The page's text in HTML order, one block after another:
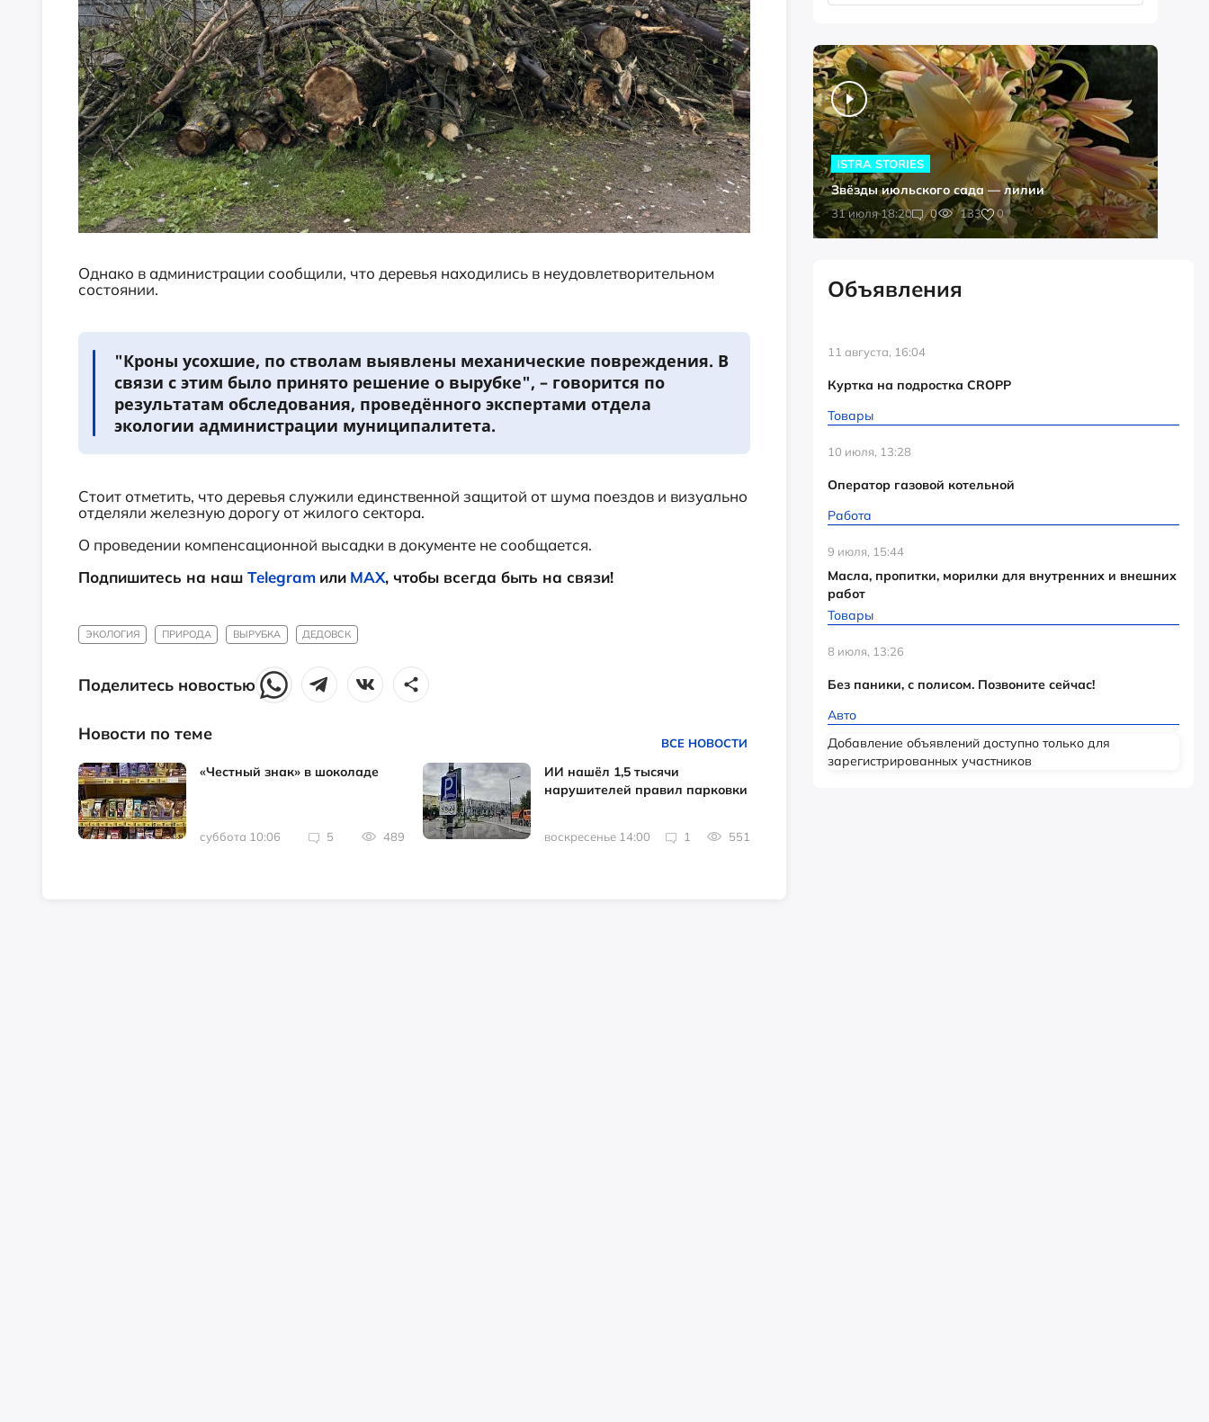
Однако в администрации сообщили, что деревья находились в неудовлетворительном
состоянии.
"Кроны усохшие, по стволам выявлены механические повреждения. В
связи с этим было принято решение о вырубке", – говорится по
результатам обследования, проведённого экспертами отдела
экологии администрации муниципалитета.
Стоит отметить, что деревья служили единственной защитой от шума поездов и визуально
отделяли железную дорогу от жилого сектора.
О проведении компенсационной высадки в документе не сообщается.
Подпишитесь на наш Telegram или MAX, чтобы всегда быть на связи!
ЭКОЛОГИЯ ПРИРОДА ВЫРУБКА ДЕДОВСК
Поделитесь новостью
Новости по теме ВСЕ НОВОСТИ
«Честный знак» в шоколаде
суббота 10:06 5 489
ИИ нашёл 1,5 тысячи
нарушителей правил парковки
воскресенье 14:00 1 551
31 июля 18:20 0 133 0
ISTRA STORIES
Звёзды июльского сада — лилии
Объявления
11 августа, 16:04
Куртка на подростка CROPP
Товары
10 июля, 13:28
Оператор газовой котельной
Работа
9 июля, 15:44
Масла, пропитки, морилки для внутренних и внешних
работ
Товары
8 июля, 13:26
Без паники, с полисом. Позвоните сейчас!
Авто
Добавление объявлений доступно только для
зарегистрированных участников